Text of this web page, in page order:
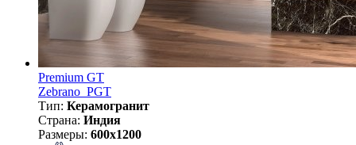
Premium GT
Zebrano_PGT
Тип: Керамогранит
Страна: Индия
Размеры: 600x1200